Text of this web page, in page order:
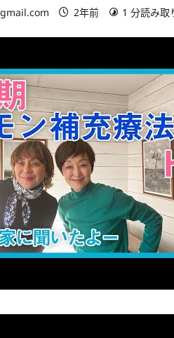
2年前 1 分読み取